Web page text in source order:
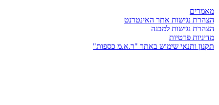
מאמרים
הצהרת נגישות אתר האינטרנט
הצהרת נגישות למבנה
מדיניות פרטיות
תקנון ותנאי שימוש באתר "ר.א.מ כספות"